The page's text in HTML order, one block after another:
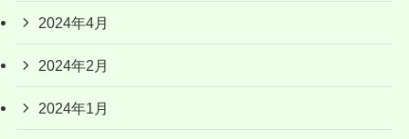
2024年4月
2024年2月
2024年1月